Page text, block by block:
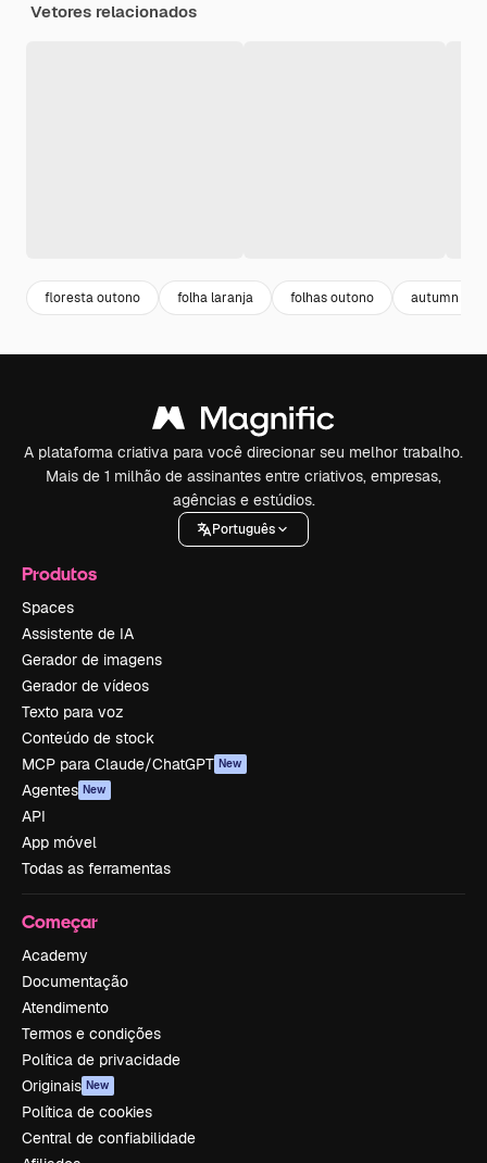
Vetores relacionados
floresta outono folha laranja folhas outono autumn
A plataforma criativa para você direcionar seu melhor trabalho.
Mais de 1 milhão de assinantes entre criativos, empresas,
agências e estúdios.
Português
Produtos
Spaces
Assistente de IA
Gerador de imagens
Gerador de vídeos
Texto para voz
Conteúdo de stock
MCP para Claude/ChatGPT New
Agentes New
API
App móvel
Todas as ferramentas
Começar
Academy
Documentação
Atendimento
Termos e condições
Política de privacidade
Originais New
Política de cookies
Central de confiabilidade